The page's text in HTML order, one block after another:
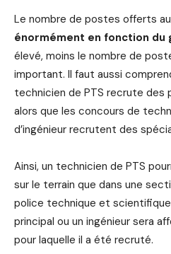
Le nombre de postes offerts
énormément en fonction du
élevé, moins le nombre de
important. Il faut aussi
technicien de PTS recrute des
alors que les concours de
d’ingénieur recrutent des
Ainsi, un technicien de PTS
sur le terrain que dans une
police technique et
principal ou un ingénieur sera
pour laquelle il a été recruté.